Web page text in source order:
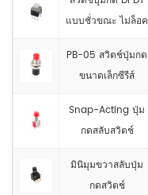
แบบชั่วขณะ ไม่ล็อค
PB-05 สวิตช์ปุ่มกด
ขนาดเล็กซีรีส์
Snap-Acting ปุ่ม
กดสลับสวิตช์
มินิมุมขวาสลับปุ่ม
กดสวิตช์